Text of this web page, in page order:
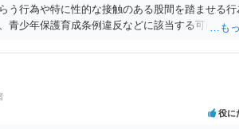
行為や特に性的な接触のある股間を踏ませる行
青少年保護育成条例違反などに該当する可能性
役に